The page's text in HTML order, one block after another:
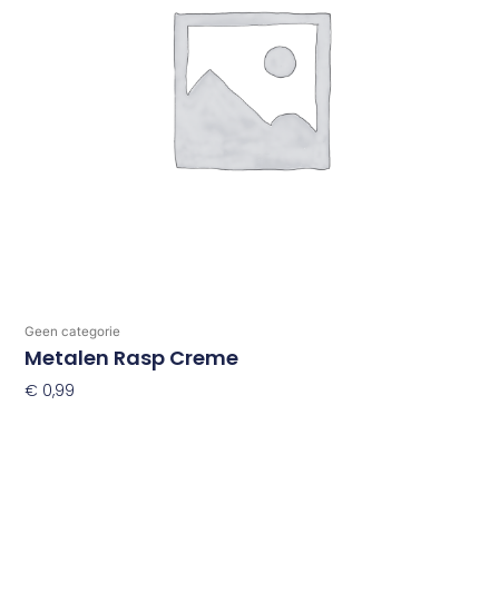
Geen categorie
Metalen Rasp Creme
€ 0,99